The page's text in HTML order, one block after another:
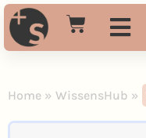
Home » WissensHub »